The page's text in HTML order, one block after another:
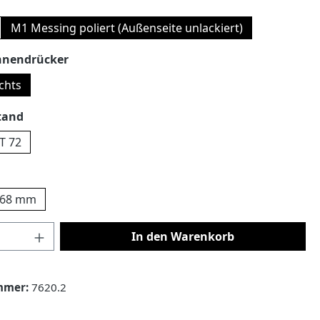
M1 Messing poliert (Außenseite unlackiert)
auswählen
72
68 mm
Anzahl: Gib den gewünschten Wert
In den Warenkorb
7620.2